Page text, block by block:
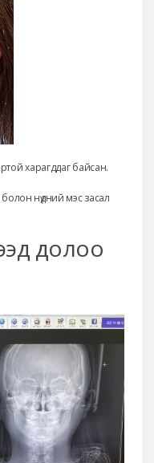
харагддаг байсан.
болон нүдний мэс засал
долоо